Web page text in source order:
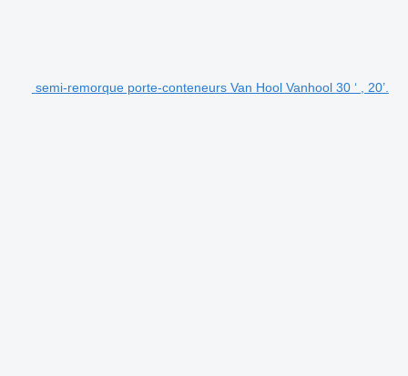
semi-remorque porte-conteneurs Van Hool Vanhool 30 ‘ , 20’.